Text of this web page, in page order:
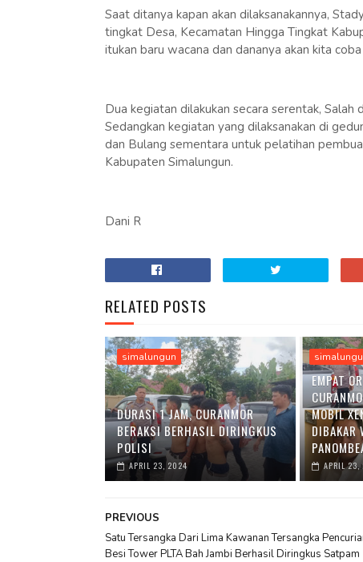
Saat ditanya kapan akan dilaksanakannya,
tingkat Desa, Kecamatan Hingga Tingkat
itukan baru wacana dan dananya akan kita
Dua kegiatan dilakukan secara serentak, Salah
Sedangkan kegiatan yang dilaksanakan di
dan Bulang sementara untuk pelatihan
Kabupaten Simalungun.
Dani R
RELATED POSTS
simalungun
DURASI 1 JAM, CURANMOR
BERAKSI BERHASIL DIRINGKUS
POLISI
APRIL 23, 2024
EMPAT
MOBIL
DIBAKAR
APRIL
PREVIOUS
Satu Tersangka Dari Lima Kawanan Tersangka
Besi Tower PLTA Bah Jambi Berhasil Diringkus Satpam